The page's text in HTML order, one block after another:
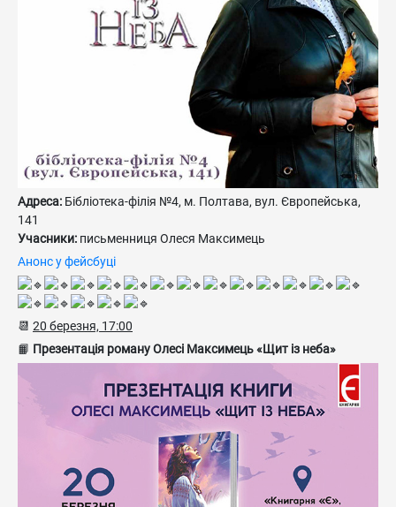
Адреса: Бібліотека-філія №4, м. Полтава, вул. Європейська,
141
Учасники: письменниця Олеся Максимець
Анонс у фейсбуці
📆 20 березня, 17:00
📙 Презентація роману Олесі Максимець «Щит із неба»